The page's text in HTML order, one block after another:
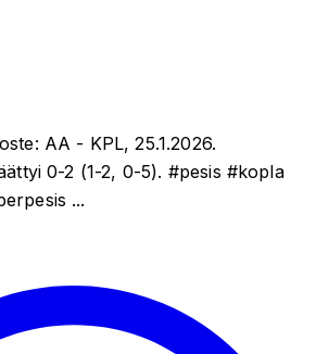
AA - KPL, 25.1.2026.
0-2 (1-2, 0-5). #pesis #kopla
...